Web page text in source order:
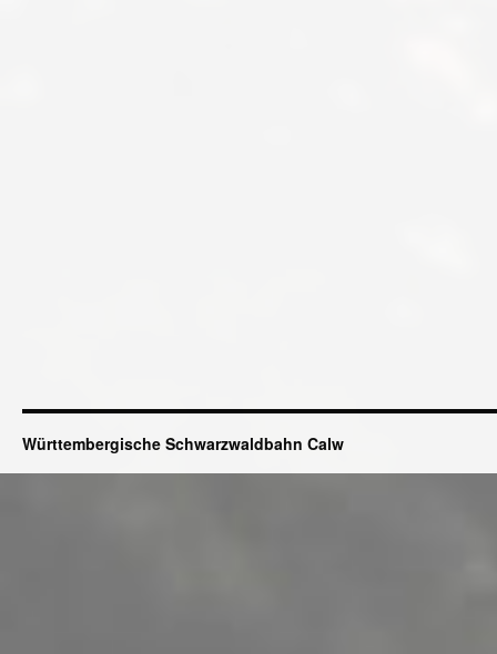
Württembergische Schwarzwaldbahn Calw